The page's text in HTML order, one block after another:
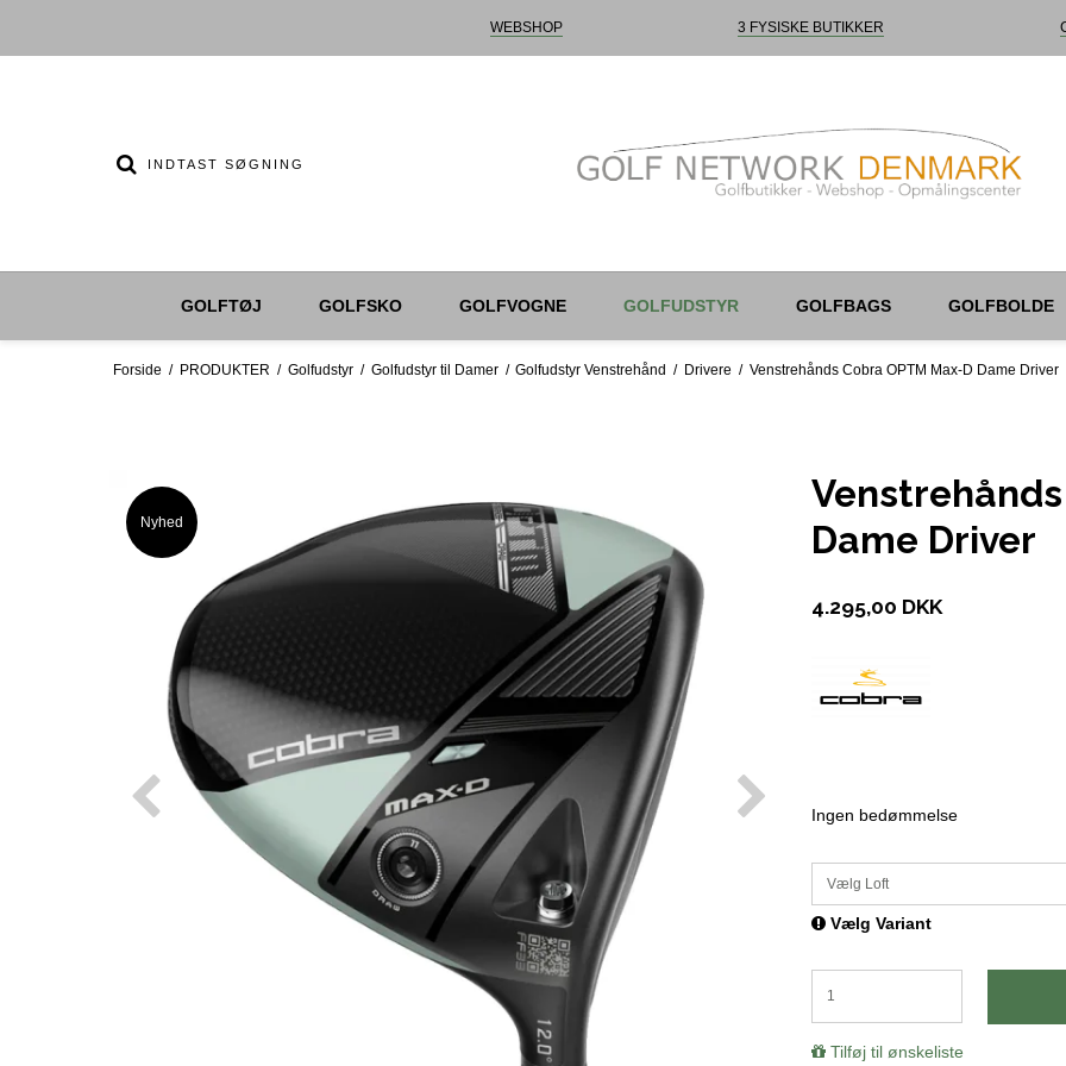
WEBSHOP 3 FYSISKE BUTIKKER
GOLFTØJ GOLFSKO GOLFVOGNE GOLFUDSTYR GOLFBAGS GOLFBOLDE
Forside / PRODUKTER / Golfudstyr / Golfudstyr til Damer / Golfudstyr Venstrehånd / Drivere / Venstrehånds Cobra OPTM Max-D Dame Driver
Nyhed
Dame Driver
4.295,00 DKK
Ingen bedømmelse
Vælg Loft
Vælg Variant
Tilføj til ønskeliste